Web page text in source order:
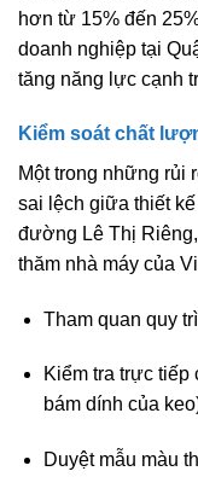
hơn từ 15% đến
doanh nghiệp tại
tăng năng lực cạnh
Kiểm soát chất
Một trong những rủi
sai lệch giữa thiết
đường Lê Thị
thăm nhà máy của
Tham quan quy
Kiểm tra trực tiếp
bám dính của
Duyệt mẫu màu